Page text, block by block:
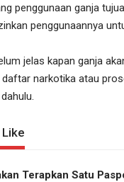
penggunaan ganja
penggunaannya
jelas kapan ganja
narkotika atau
Terapkan Satu